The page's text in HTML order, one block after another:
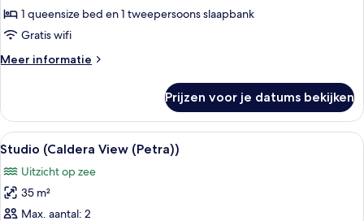
(Caldera
View)
1 queensize bed en 1 tweepersoons slaapbank
Gratis wifi
Meer informatie
Meer
suite,
balkon
(Caldera
Prijzen voor je datums bekijken
Alle
foto's
voor
Studio
(Caldera
Een houten pergola met uitzicht op
12
Studio (Caldera View (Petra))
Uitzicht op zee
35 m²
Max. aantal: 2